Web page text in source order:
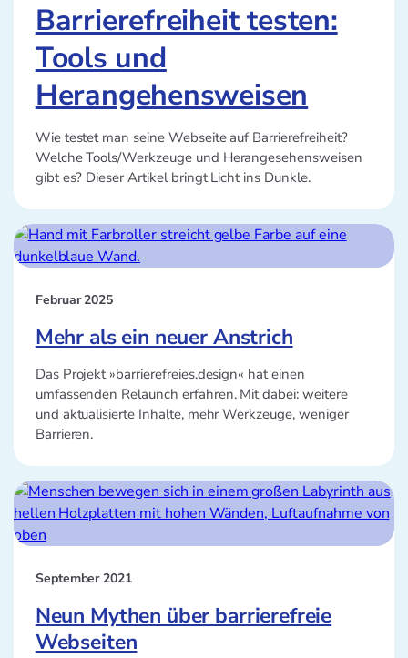
Barrierefreiheit testen:
Tools und
Herangehensweisen
Wie testet man seine Webseite auf Barrierefreiheit?
Welche Tools/Werkzeuge und Herangesehensweisen
gibt es? Dieser Artikel bringt Licht ins Dunkle.
Februar 2025
Mehr als ein neuer Anstrich
Das Projekt »barrierefreies.design« hat einen
umfassenden Relaunch erfahren. Mit dabei: weitere
und aktualisierte Inhalte, mehr Werkzeuge, weniger
Barrieren.
September 2021
Neun Mythen über barrierefreie
Webseiten